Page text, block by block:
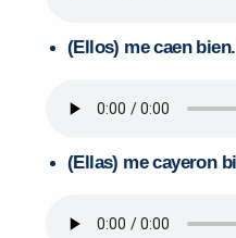
(Ellos) me caen bien.
(Ellas) me cayeron